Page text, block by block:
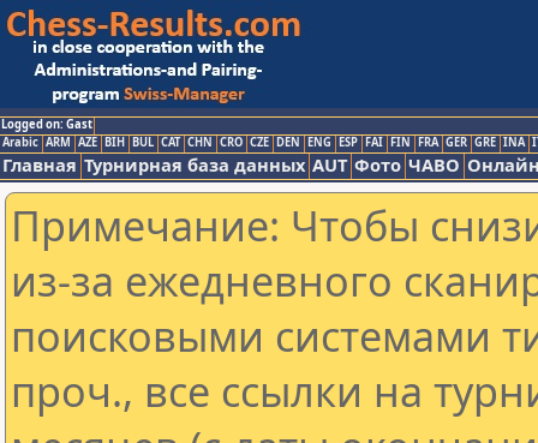
Logged on: Gast
Arabic ARM AZE BIH BUL CAT CHN CRO CZE DEN ENG ESP FAI FIN FRA GER GRE INA
Главная Турнирная база данных AUT Фото ЧАВО
Примечание: Чтобы
из-за ежедневного
поисковыми системами
проч., все ссылки на